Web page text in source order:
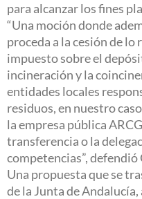
para alcanzar los fines
“Una moción donde
proceda a la cesión de lo
impuesto sobre el
incineración y la
entidades locales
residuos, en nuestro
la empresa pública
transferencia o la
competencias”, defendió
Una propuesta que se
de la Junta de